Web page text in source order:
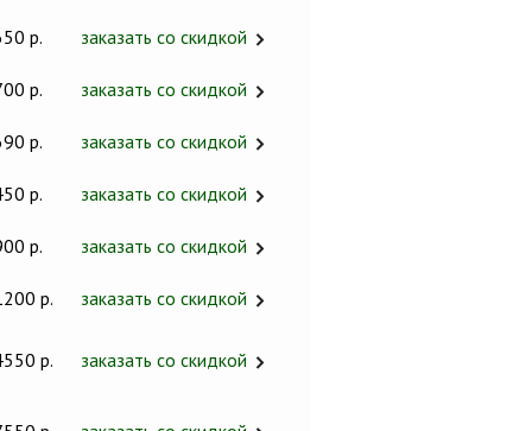
р. заказать со скидкой
р. заказать со скидкой
р. заказать со скидкой
р. заказать со скидкой
р. заказать со скидкой
р. заказать со скидкой
р. заказать со скидкой